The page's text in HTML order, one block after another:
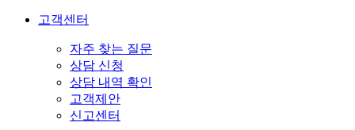
고객센터
자주 찾는 질문
상담 신청
상담 내역 확인
고객제안
신고센터